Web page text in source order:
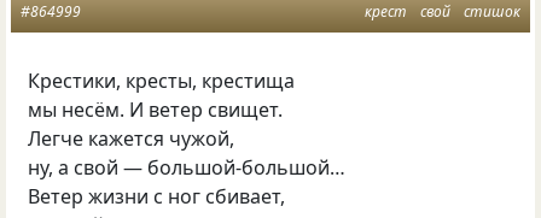
крест свой стишок
#864999
Крестики, кресты, крестища
мы несём. И ветер свищет.
Легче кажется чужой,
ну, а свой — большой-большой…
Ветер жизни с ног сбивает,